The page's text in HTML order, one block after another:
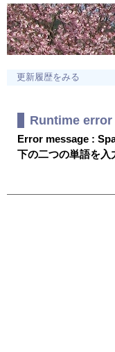
更新履歴をみる
Runtime error
Error message :
下の二つの単語を入